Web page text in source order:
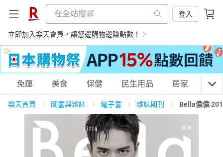
登入
立即加入樂天會員，讓您邊購物邊賺點數！
購物網分類
美食蛋糕 養生保健
免運 美食 保健 民生用品 居家 3C
樂天首頁 圖書與雜誌 電子書 雜誌期刊 Bella儂儂